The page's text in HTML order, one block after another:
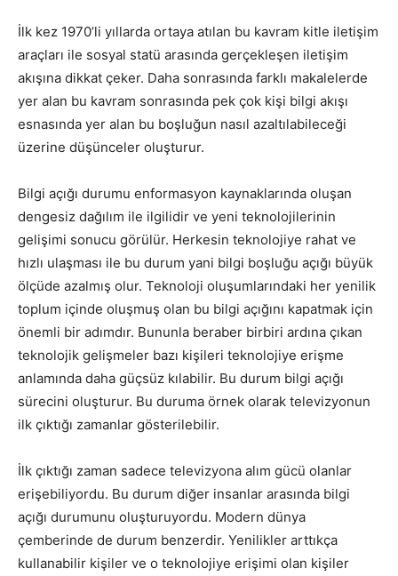
İlk kez 1970’li yıllarda ortaya atılan bu kavram kitle iletişim
araçları ile sosyal statü arasında gerçekleşen iletişim
akışına dikkat çeker. Daha sonrasında farklı makalelerde
yer alan bu kavram sonrasında pek çok kişi bilgi akışı
esnasında yer alan bu boşluğun nasıl azaltılabileceği
üzerine düşünceler oluşturur.
Bilgi açığı durumu enformasyon kaynaklarında oluşan
dengesiz dağılım ile ilgilidir ve yeni teknolojilerinin
gelişimi sonucu görülür. Herkesin teknolojiye rahat ve
hızlı ulaşması ile bu durum yani bilgi boşluğu açığı büyük
ölçüde azalmış olur. Teknoloji oluşumlarındaki her yenilik
toplum içinde oluşmuş olan bu bilgi açığını kapatmak için
önemli bir adımdır. Bununla beraber birbiri ardına çıkan
teknolojik gelişmeler bazı kişileri teknolojiye erişme
anlamında daha güçsüz kılabilir. Bu durum bilgi açığı
sürecini oluşturur. Bu duruma örnek olarak televizyonun
ilk çıktığı zamanlar gösterilebilir.
İlk çıktığı zaman sadece televizyona alım gücü olanlar
erişebiliyordu. Bu durum diğer insanlar arasında bilgi
açığı durumunu oluşturuyordu. Modern dünya
çemberinde de durum benzerdir. Yenilikler arttıkça
kullanabilir kişiler ve o teknolojiye erişimi olan kişiler